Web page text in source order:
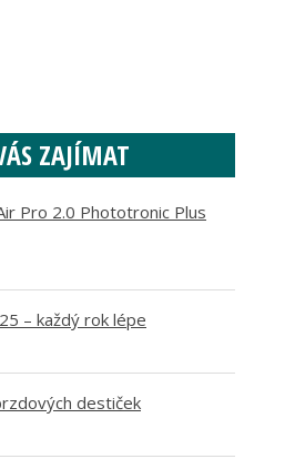
ZAJÍMAT
Pro 2.0 Phototronic Plus
– každý rok lépe
destiček